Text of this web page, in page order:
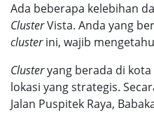
Ada beberapa kelebihan
ClusterVista. Anda yang
clusterini, wajib
Clusteryang berada di
lokasi yang strategis.
Jalan Puspitek Raya,